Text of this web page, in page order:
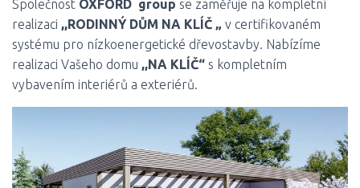
Společnost OXFORD group se zaměřuje na kompletní
realizaci ,,RODINNÝ DŮM NA KLÍČ „ v certifikovaném
systému pro nízkoenergetické dřevostavby. Nabízíme
realizaci Vašeho domu ,,NA KLÍČ“ s kompletním
vybavením interiérů a exteriérů.